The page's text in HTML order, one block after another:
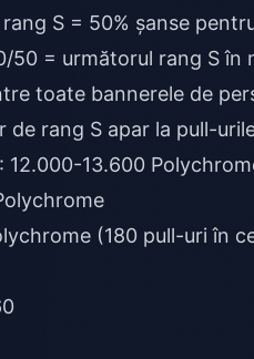
rang S = 50% șanse
50 = următorul rang S în
toate bannerele de
de rang S apar la pull-
12.000-13.600
(180 pull-uri în